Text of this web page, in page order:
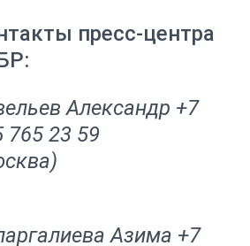
пресс-центра
Александр +7
765 23 59
Азима +7